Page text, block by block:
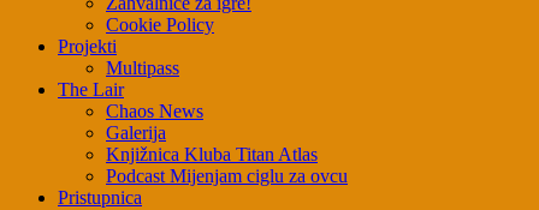
Cookie Policy
Projekti
Multipass
The Lair
Chaos News
Galerija
Knjižnica Kluba Titan Atlas
Podcast Mijenjam ciglu za ovcu
Pristupnica